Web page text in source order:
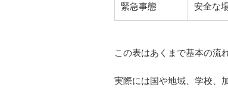
緊急事態 安全な
この表はあくまで基本の流
実際には国や地域、学校、